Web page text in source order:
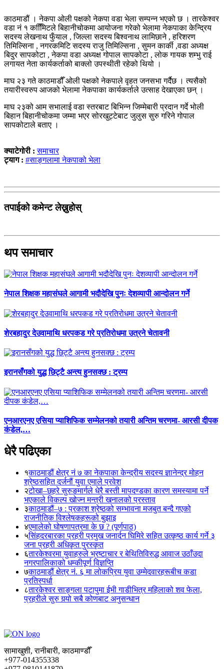
काठमाडौं । नेकपा ओली पक्षको नेकपा वडा भेला सम्पन्न भएको छ । तारकेश्वर
वडा नं १ कमिििटले बिहानीचोकमा आयोजना गरेको भेलामा नेकपाका केन्द्रिय
सदस्य लेखनाथ फुँयाल , जिल्ला सदस्य बिश्वनाथ लामिछाने , हरिशरण
तिमिल्सिना , नगरकमिटि सदस्य राजु तिमिल्सिना , सुमन कार्की ,वडा अध्यक्ष
बिदुर सापकोटा , नेकपा वडा अध्यक्ष गोपाल सापकोटा , लोक गायक शम्भु राई
लगायत नेता कार्यकर्ताको बाक्लो उपस्थीती रहेको थियो ।
माघ २३ गते काठमाडौँ ओली पक्षको नेकपाले वृहत जनसभा गर्दैछ । त्यसैको
तयारीस्वरुप आजको भेलामा नेकपाका कार्यकर्ताले उत्साह देखाएका छन् ।
माघ २३को आम सभालाई वडा स्तरबाट बिभिन्न जिम्मेबारी प्रदान गर्दे भोली
बिहान बिहानीचोकमा जम्मा भएर सोरखुट्टेबाट जुलुस सुरु गरिने गोपाल
सापकोटाले बताए ।
क्याटेगोरी :समाचार
ट्याग : #साङ्गलामा नेकपाको भेला
तपाईको कमेन्ट लेख्नुहोस्
थप समाचार
नेपाल शिक्षक महासंघले आगामी भदौदेखि पुनः देशव्यापी आन्दोलन गर्ने
शेरबहादुर देउवामाथि धरपकड गरे प्रतिरोधमा उत्रने चेतावनी
इरानसँगको युद्ध छिट्टै अन्त्य हुनसक्छ : ट्रम्प
एनआरएनए एसिया प्याशिफिक सम्मेलनको तयारी अन्तिम चरणमा- आरसी दीपक
कंडेल,…
धेरै पढिएका
१काठमाडौं क्षेत्र नं ७ का नेकपाका केन्द्रीय सदस्य ज्ञानेन्द्र मोहन
श्रेष्ठसहित दर्जनौं युवा एमाले प्रवेश
२टोखा–छहरे सुरुङमार्गले धेरै बस्ती मापदण्डका कारण समस्यामा पर्ने
भएकाले विकल्प खोज्न मन्त्री खनालको प्रस्ताव
३काठमाडौं–७ : प्रकाश श्रेष्ठको सम्भावना मजबुत बन्दै गएको
राजनीतिक विश्लेषकहरूको बुझाइ
४एमालेको घोषणापत्रमा के छ ? (पूर्णपाठ)
५सिंहदरबारका प्रहरी प्रमुख जनार्दन घिमिरे सहित उत्कृष्ठ कार्य गर्ने ३
जना प्रहरी अधिकृत पुरस्कृत
६तारकेश्वरमा युवाहरुले भ्रष्टाचार र बेथितिविरुद्ध आवाज उठाँउदा
नगरपालिकाको धम्कीपूर्ण विज्ञप्ति
७काठमाडौं क्षेत्र नं. ६ मा लोकप्रिय युवा उम्मेदवारहरूबीच कडा
प्रतिस्पर्धा
८तारकेश्वर साङ्गला पटापुमा ईभी गाडीभित्र महिलाको शव फेला,
प्रहरीले सुरु गर्‍यो सबै कोणबाट अनुसन्धान
सामाखुशी, रानीबारी, काठमाण्डौँ
+977-014355338